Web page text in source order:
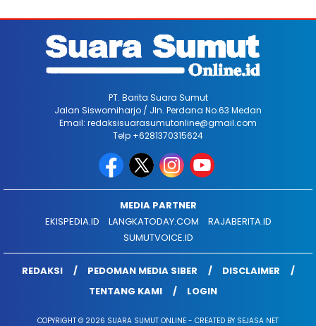
PT. Barita Suara Sumut
Jalan Siswomiharjo / Jln. Perdana No.63 Medan
Email: redaksisuarasumutonline@gmail.com
Telp +6281370315624
MEDIA PARTNER
EKISPEDIA.ID
LANGKATODAY.COM
RAJABERITA.ID
SUMUTVOICE.ID
REDAKSI PEDOMAN MEDIA SIBER
DISCLAIMER
TENTANG KAMI
LOGIN
COPYRIGHT © 2026 SUARA SUMUT ONLINE - CREATED BY SEJASA NET